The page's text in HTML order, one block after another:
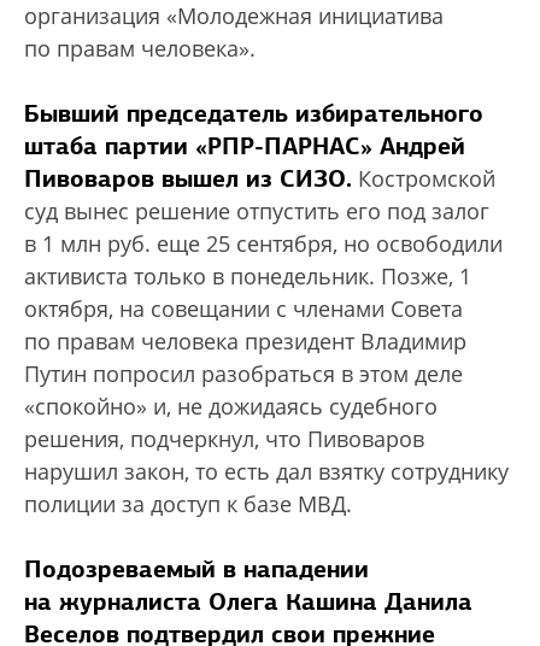
организация «Молодежная инициатива
по правам человека».
Бывший председатель избирательного
штаба партии «РПР-ПАРНАС» Андрей
Пивоваров вышел из СИЗО. Костромской
суд вынес решение отпустить его под залог
в 1 млн руб. еще 25 сентября, но освободили
активиста только в понедельник. Позже, 1
октября, на совещании с членами Совета
по правам человека президент Владимир
Путин попросил разобраться в этом деле
«спокойно» и, не дожидаясь судебного
решения, подчеркнул, что Пивоваров
нарушил закон, то есть дал взятку сотруднику
полиции за доступ к базе МВД.
Подозреваемый в нападении
на журналиста Олега Кашина Данила
Веселов подтвердил свои прежние